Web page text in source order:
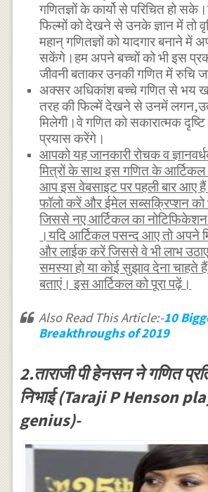
गणितज्ञों के कार्यो से परिचित हो
फिल्मों को देखने से उनके ज्ञान में तो
महान् गणितज्ञों को यादगार बनाने में
सकेंगे।हम अपने बच्चों को भी इस
जीवनी बताकर उनकी गणित में रुचि
अक्सर अधिकांश बच्चे गणित से भय
तरह की फिल्में देखने से उनमें
मिलेगी।वे गणित को सकारात्मक
प्रयास करेंगे।
आपको यह जानकारी रोचक व
मित्रों के साथ इस गणित के
आप इस वेबसाइट पर पहली बार आए हैं
फॉलो करें और ईमेल सब्सक्रिप्शन को
जिससे नए आर्टिकल का
।यदि आर्टिकल पसन्द आए तो अपने
और लाईक करें जिससे वे भी लाभ
समस्या हो या कोई सुझाव देना
बताएं। इस आर्टिकल को पूरा पढ़ें।
Also Read This Article:-10
Breakthroughs of 2019
2.ताराजी पी हेनसन ने गणित
निभाई (Taraji P Henson
genius)-